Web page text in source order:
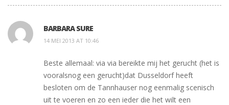
BARBARA SURE
14 MEI 2013 AT 10:46
Beste allemaal: via via bereikte mij het gerucht (het is
vooralsnog een gerucht)dat Dusseldorf heeft
besloten om de Tannhauser nog eenmalig scenisch
uit te voeren en zo een ieder die het wilt een